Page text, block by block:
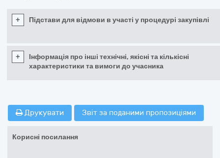
+ Підстави для відмови в участі у процедурі закупівлі
+
Інформація про інші технічні, якісні та кількісні
характеристики та вимоги до учасника
Друкувати Звіт за поданими пропозиціями
Корисні посилання